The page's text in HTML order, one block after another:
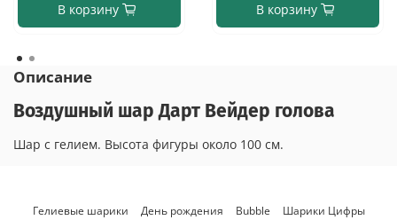
В корзину В корзину
Описание
Воздушный шар Дарт Вейдер голова
Шар с гелием. Высота фигуры около 100 см.
Гелиевые шарики День рождения Bubble
Шарики Цифры